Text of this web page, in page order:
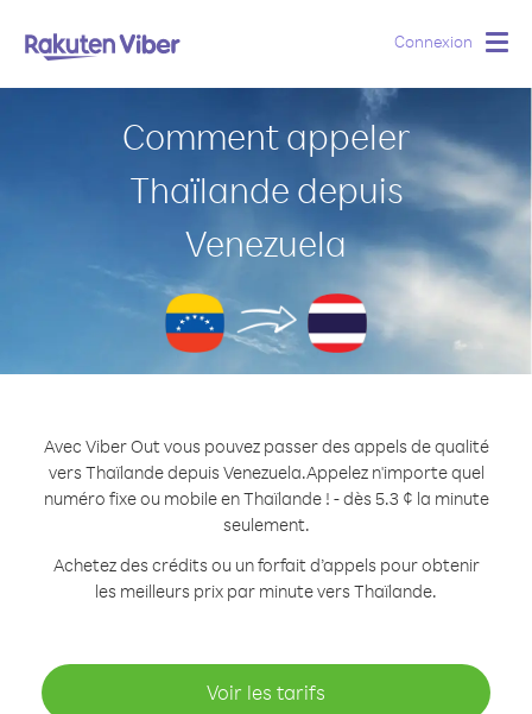
Connexion
Comment appeler
Thaïlande depuis
Venezuela
Avec Viber Out vous pouvez passer des appels de qualité
vers Thaïlande depuis Venezuela.Appelez n'importe quel
numéro fixe ou mobile en Thaïlande ! - dès 5.3 ¢ la minute
seulement.
Achetez des crédits ou un forfait d’appels pour obtenir
les meilleurs prix par minute vers Thaïlande.
Voir les tarifs